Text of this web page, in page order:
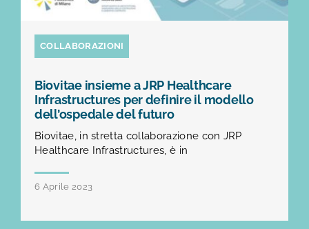
COLLABORAZIONI
Biovitae insieme a JRP Healthcare
Infrastructures per definire il modello
dell’ospedale del futuro
Biovitae, in stretta collaborazione con JRP
Healthcare Infrastructures, è in
6 Aprile 2023